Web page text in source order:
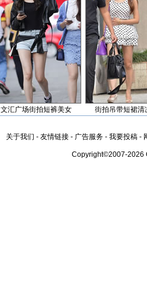
文汇广场街拍短裤美女 街拍吊带短裙清
关于我们 - 友情链接 - 广告服务 - 我要投稿 -
Copyright©2007-2026